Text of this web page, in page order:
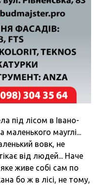
під лісом в Івано-
маленького мауглі...
вовк, не
від людей... Наче
живе собі сам по
бо ж в лісі, не тому,